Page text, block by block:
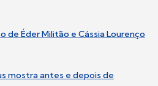
de Éder Militão e Cássia Lourenço
mostra antes e depois de